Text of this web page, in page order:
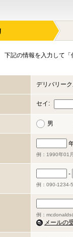
下記の情報を入力して「
デリバリー
セイ:
男
例：1990年01
-
例：090-1234-
例：
メールの